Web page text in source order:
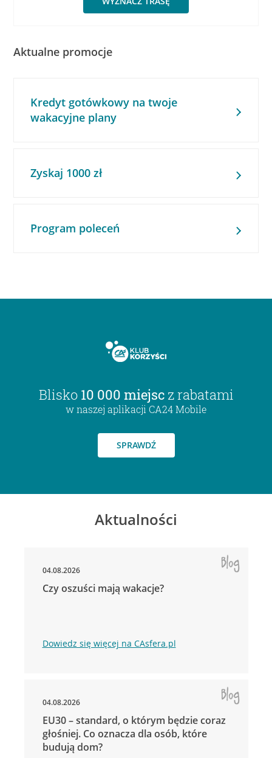
Aktualne promocje
Kredyt gotówkowy na twoje
wakacyjne plany
Zyskaj 1000 zł
Program poleceń
Blisko 10 000 miejsc z rabatami
w naszej aplikacji CA24 Mobile
SPRAWDŹ
Aktualności
04.08.2026
Czy oszuści mają wakacje?
Dowiedz się więcej na CAsfera.pl
04.08.2026
EU30 – standard, o którym będzie coraz
głośniej. Co oznacza dla osób, które
budują dom?